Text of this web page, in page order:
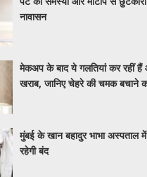
नावासन
मेकअप के बाद ये गलतियां कर रहीं
खराब, जानिए चेहरे की चमक बचाने
मुंबई के खान बहादुर भाभा अस्पताल
रहेगी बंद